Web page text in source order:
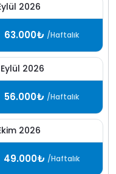
2026
63.000₺ /Haftalık
2026
56.000₺ /Haftalık
2026
49.000₺ /Haftalık